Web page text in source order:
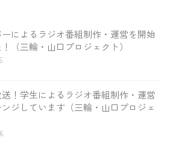
によるラジオ番組制作・運営を開始
（三輪・山口プロジェクト）
！学生によるラジオ番組制作・運営
ジしています（三輪・山口プロジェ